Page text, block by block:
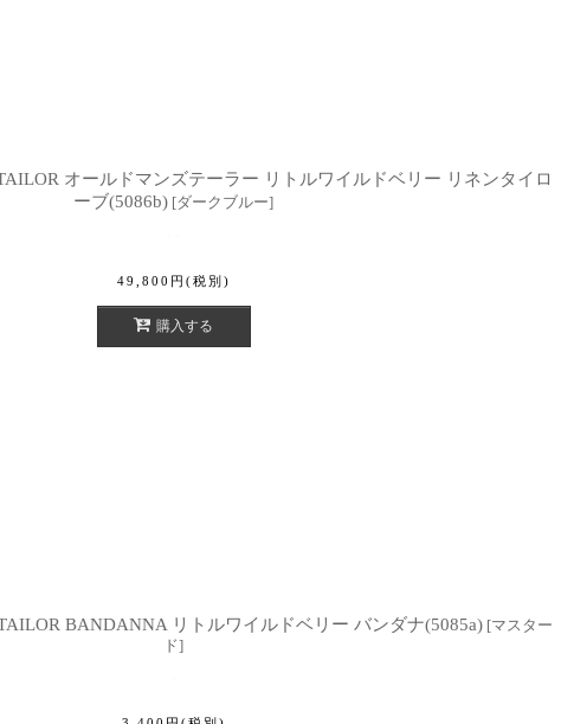
オールドマンズテーラー リトルワイルドベリー リネンタイロ
ーブ(5086b) [ダークブルー]
49,800 円 (税別)
購入する
BANDANNA リトルワイルドベリー バンダナ(5085a) [マスター
ド]